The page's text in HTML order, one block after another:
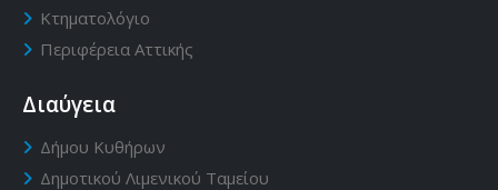
Κτηματολόγιο
Περιφέρεια Αττικής
Διαύγεια
Δήμου Κυθήρων
Δημοτικού Λιμενικού Ταμείου